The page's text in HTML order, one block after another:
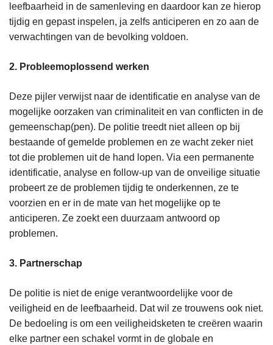
leefbaarheid in de samenleving en daardoor kan ze hierop
tijdig en gepast inspelen, ja zelfs anticiperen en zo aan de
verwachtingen van de bevolking voldoen.
2. Probleemoplossend werken
Deze pijler verwijst naar de identificatie en analyse van de
mogelijke oorzaken van criminaliteit en van conflicten in de
gemeenschap(pen). De politie treedt niet alleen op bij
bestaande of gemelde problemen en ze wacht zeker niet
tot die problemen uit de hand lopen. Via een permanente
identificatie, analyse en follow-up van de onveilige situatie
probeert ze de problemen tijdig te onderkennen, ze te
voorzien en er in de mate van het mogelijke op te
anticiperen. Ze zoekt een duurzaam antwoord op
problemen.
3. Partnerschap
De politie is niet de enige verantwoordelijke voor de
veiligheid en de leefbaarheid. Dat wil ze trouwens ook niet.
De bedoeling is om een veiligheidsketen te creëren waarin
elke partner een schakel vormt in de globale en